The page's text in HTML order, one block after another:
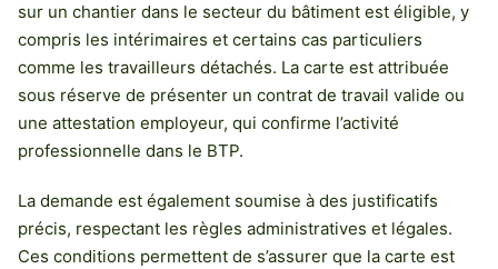
sur un chantier dans le secteur du bâtiment est éligible, y
compris les intérimaires et certains cas particuliers
comme les travailleurs détachés. La carte est attribuée
sous réserve de présenter un contrat de travail valide ou
une attestation employeur, qui confirme l’activité
professionnelle dans le BTP.
La demande est également soumise à des justificatifs
précis, respectant les règles administratives et légales.
Ces conditions permettent de s’assurer que la carte est